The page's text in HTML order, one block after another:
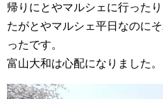
帰りにとやマルシェに行った
たがとやマルシェ平日なのに
ったです。
富山大和は心配になりました。